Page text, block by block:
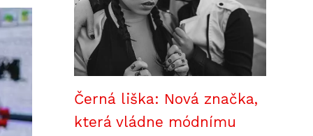
Černá liška: Nová značka,
která vládne módnímu